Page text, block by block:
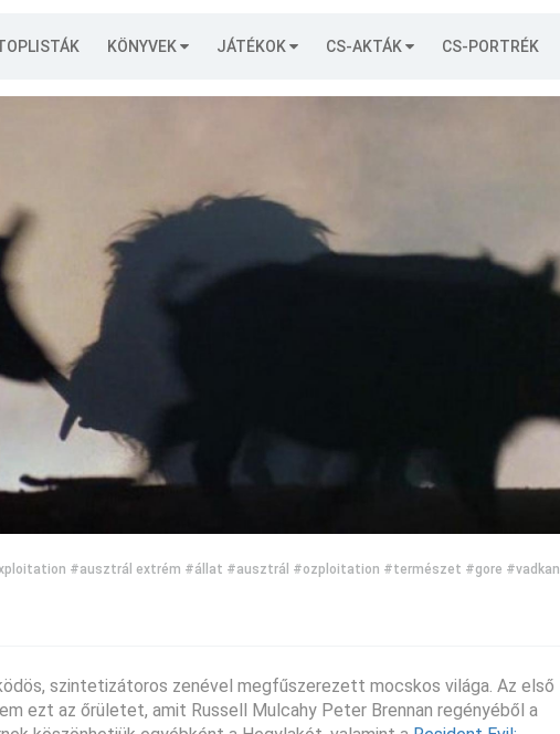
KÖNYVEK JÁTÉKOK CS-AKTÁK CS-PORTRÉK
#ausztrál extrém #állat #ausztrál #ozploitation #természet #gore #vadkan
szintetizátoros zenével megfűszerezett mocskos világa. Az első
ezt az őrületet, amit Russell Mulcahy Peter Brennan regényéből a